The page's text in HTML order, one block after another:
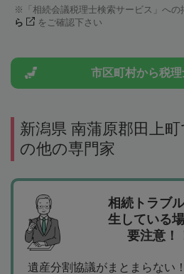
「相続会議税理士検索サービス」へ
ら
をご確認下さい
市区町村から税
新潟県 南蒲原郡田上
の他の専門家
相続トラブ
生している
要注意！
遺産分割協議がまとまらない